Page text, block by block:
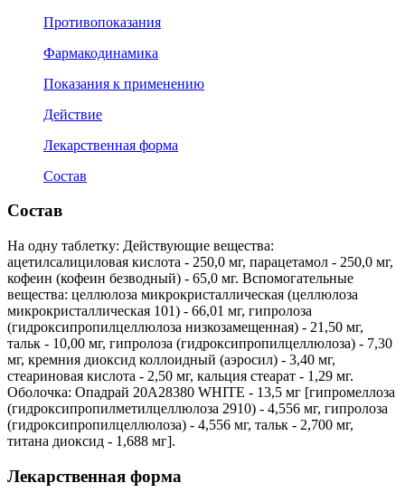
Противопоказания
Фармакодинамика
Показания к применению
Действие
Лекарственная форма
Состав
Состав
На одну таблетку: Действующие вещества:
ацетилсалициловая кислота - 250,0 мг, парацетамол - 250,0 мг,
кофеин (кофеин безводный) - 65,0 мг. Вспомогательные
вещества: целлюлоза микрокристаллическая (целлюлоза
микрокристаллическая 101) - 66,01 мг, гипролоза
(гидроксипропилцеллюлоза низкозамещенная) - 21,50 мг,
тальк - 10,00 мг, гипролоза (гидроксипропилцеллюлоза) - 7,30
мг, кремния диоксид коллоидный (аэросил) - 3,40 мг,
стеариновая кислота - 2,50 мг, кальция стеарат - 1,29 мг.
Оболочка: Опадрай 20А28380 WHITE - 13,5 мг [гипромеллоза
(гидроксипропилметилцеллюлоза 2910) - 4,556 мг, гипролоза
(гидроксипропилцеллюлоза) - 4,556 мг, тальк - 2,700 мг,
титана диоксид - 1,688 мг].
Лекарственная форма